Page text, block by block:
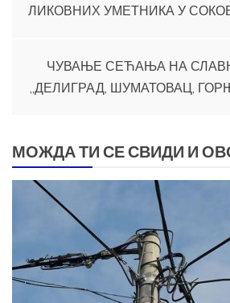
чланка
ЛИКОВНИХ УМЕТНИКА У
ЧУВАЊЕ СЕЋАЊА НА
„ДЕЛИГРАД, ШУМАТОВАЦ,
МОЖДА ТИ СЕ СВИДИ И